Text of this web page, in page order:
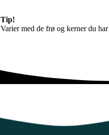
Tip!
Varier med de frø og kerner du